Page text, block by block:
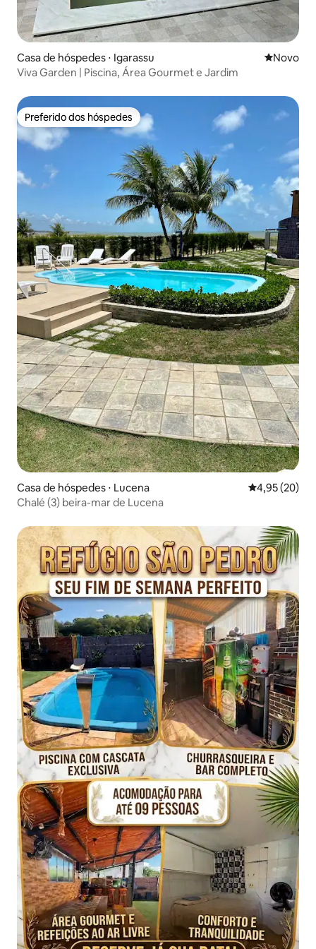
Casa de hóspedes ⋅ Igarassu Novo
Novo
Viva Garden | Piscina, Área Gourmet e Jardim
Preferido dos hóspedes
Preferido dos hóspedes
Casa de hóspedes ⋅ Lucena 4,95 de uma
4,95 (20)
Chalé (3) beira-mar de Lucena